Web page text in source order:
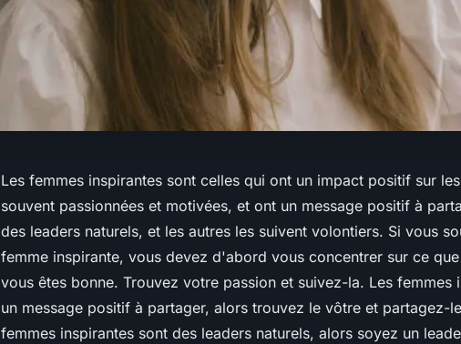
Les femmes inspirantes sont celles qui ont un impact positif sur
souvent passionnées et motivées, et ont un message positif à
des leaders naturels, et les autres les suivent volontiers. Si vous
femme inspirante, vous devez d'abord vous concentrer sur ce
vous êtes bonne. Trouvez votre passion et suivez-la. Les femmes
un message positif à partager, alors trouvez le vôtre et partagez-
femmes inspirantes sont des leaders naturels, alors soyez un